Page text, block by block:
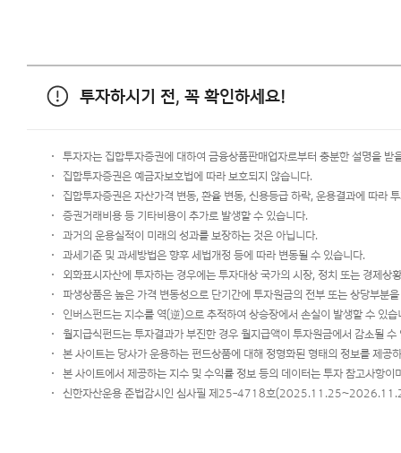
투자하시기 전, 꼭 확인하세요!
투자자는 집합투자증권에 대하여 금융상품판매업자로부터 충분한 설명을
집합투자증권은 예금자보호법에 따라 보호되지 않습니다.
집합투자증권은 자산가격 변동, 환율 변동, 신용등급 하락, 운용결과에 따
증권거래비용 등 기타비용이 추가로 발생할 수 있습니다.
과거의 운용실적이 미래의 성과를 보장하는 것은 아닙니다.
과세기준 및 과세방법은 향후 세법개정 등에 따라 변동될 수 있습니다.
외화표시자산에 투자하는 경우에는 투자대상 국가의 시장, 정치 또는 경제
파생상품은 높은 가격 변동성으로 단기간에 투자원금의 전부 또는 상당부분
인버스펀드는 지수를 역(逆)으로 추적하여 상승장에서 손실이 발생할 수 있습
월지급식펀드는 투자결과가 부진한 경우 월지급액이 투자원금에서 감소될
본 사이트는 당사가 운용하는 펀드상품에 대해 정형화된 형태의 정보를 제공
본 사이트에서 제공하는 지수 및 수익률 정보 등의 데이터는 투자 참고사항
신한자산운용 준법감시인 심사필 제25-4718호